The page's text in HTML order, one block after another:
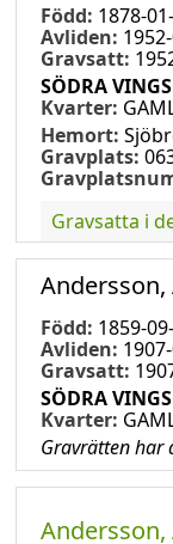
Född: 1878-
Avliden:
Gravsatt:
SÖDRA
Kvarter:
Hemort:
Gravplats:
Gravsatta i
Andersson,
Född: 1859-
Avliden:
Gravsatt:
SÖDRA
Kvarter:
Gravrätten